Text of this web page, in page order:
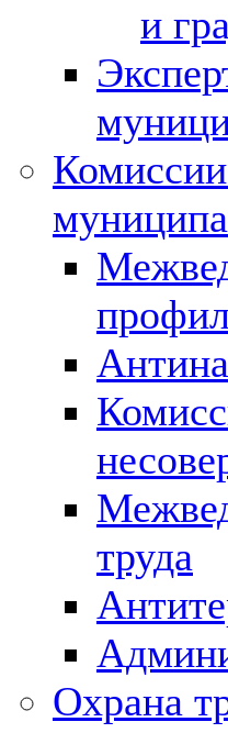
и
труда
Охрана